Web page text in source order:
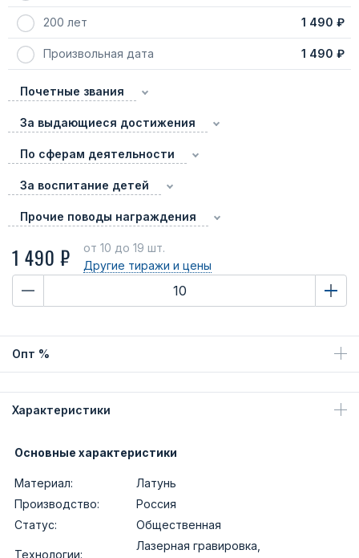
200 лет 1 490 ₽
Произвольная дата 1 490 ₽
Почетные звания
За выдающиеся достижения
По сферам деятельности
За воспитание детей
Прочие поводы награждения
1 490 ₽ от 10до 19 шт.
Другие тиражии цены
Опт %
Характеристики
Основные характеристики
Материал:
Латунь
Производство:
Россия
Статус:
Общественная
Технологии:
Лазерная гравировка,